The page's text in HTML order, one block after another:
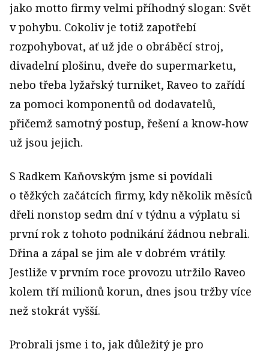
jako motto firmy velmi příhodný slogan: Svět
v pohybu. Cokoliv je totiž zapotřebí
rozpohybovat, ať už jde o obráběcí stroj,
divadelní plošinu, dveře do supermarketu,
nebo třeba lyžařský turniket, Raveo to zařídí
za pomoci komponentů od dodavatelů,
přičemž samotný postup, řešení a know‑how
už jsou jejich.
S Radkem Kaňovským jsme si povídali
o těžkých začátcích firmy, kdy několik měsíců
dřeli nonstop sedm dní v týdnu a výplatu si
první rok z tohoto podnikání žádnou nebrali.
Dřina a zápal se jim ale v dobrém vrátily.
Jestliže v prvním roce provozu utržilo Raveo
kolem tří milionů korun, dnes jsou tržby více
než stokrát vyšší.
Probrali jsme i to, jak důležitý je pro